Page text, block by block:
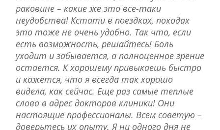
раковине – какие же это все-таки
неудобства! Кстати в поездках, походах
это тоже не очень удобно. Так что, если
есть возможность, решайтесь! Боль
уходит и забывается, а полноценное зрение
остается. К хорошему привыкаешь быстро
и кажется, что я всегда так хорошо
видела, как сейчас. Еще раз самые теплые
слова в адрес докторов клиники! Они
настоящие профессионалы. Всем советую –
доверьтесь их опыту. Я ни одного дня не